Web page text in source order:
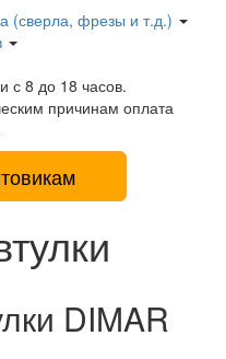
(сверла, фрезы и т.д.)
с 8 до 18 часов.
причинам оплата
DIMAR